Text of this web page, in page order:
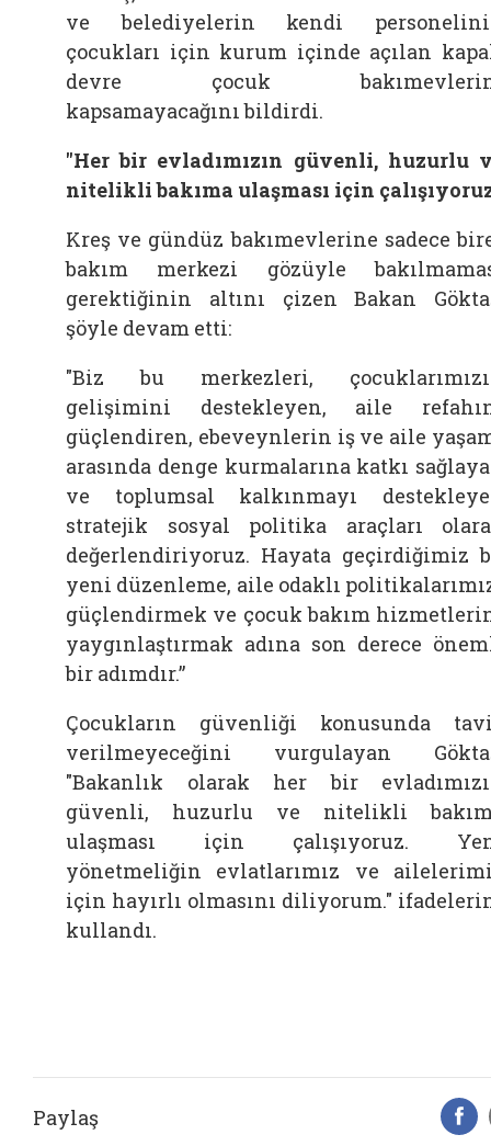
ve belediyelerin kendi
çocukları için kurum içinde açılan
devre çocuk
kapsamayacağını bildirdi.
"Her bir evladımızın güvenli, huzurlu
nitelikli bakıma ulaşması için
Kreş ve gündüz bakımevlerine sadece
bakım merkezi gözüyle
gerektiğinin altını çizen Bakan
şöyle devam etti:
"Biz bu merkezleri,
gelişimini destekleyen, aile
güçlendiren, ebeveynlerin iş ve aile
arasında denge kurmalarına katkı
ve toplumsal kalkınmayı
stratejik sosyal politika araçları
değerlendiriyoruz. Hayata geçirdiğimiz
yeni düzenleme, aile odaklı
güçlendirmek ve çocuk bakım
yaygınlaştırmak adına son derece
bir adımdır.”
Çocukların güvenliği konusunda
verilmeyeceğini vurgulayan
"Bakanlık olarak her bir
güvenli, huzurlu ve nitelikli
ulaşması için çalışıyoruz.
yönetmeliğin evlatlarımız ve
için hayırlı olmasını diliyorum."
kullandı.
Paylaş